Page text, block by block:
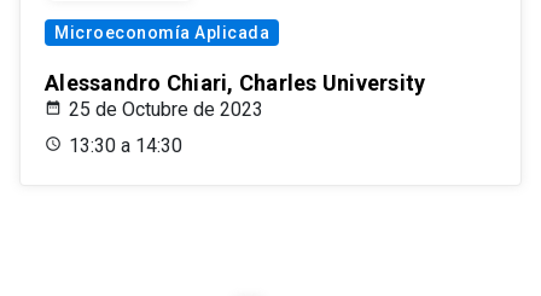
Microeconomía Aplicada
Alessandro Chiari, Charles University
25 de Octubre de 2023
13:30 a 14:30